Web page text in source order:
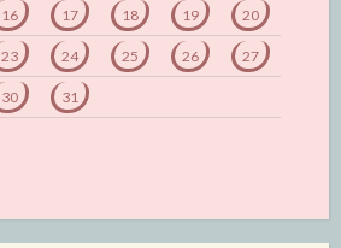
16 17 18 19 20
23 24 25 26 27
30 31